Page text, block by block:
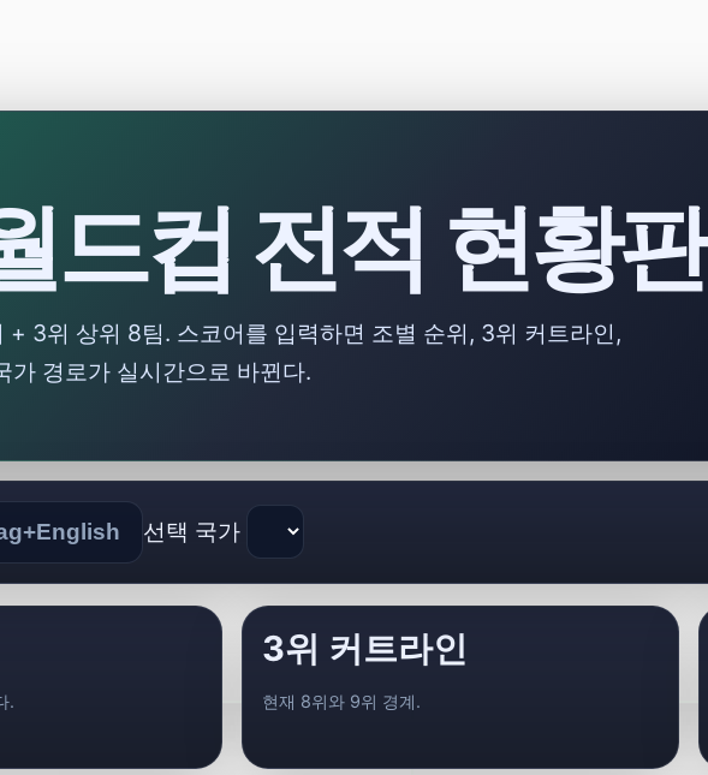
드컵 전적 현황판
+ 3위 상위 8팀. 스코어를 입력하면 조별 순위, 3위 커트라인,
경로가 실시간으로 바뀐다.
선택 국가
.
3위 커트라인
현재 8위와 9위 경계.